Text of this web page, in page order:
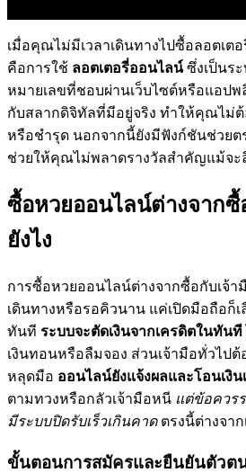
เมื่อคุณไม่มีเวลาเดินทางไปซื้อลอตเต
คือการใช้ ลอตเตอรี่ออนไลน์ซึ่งเป็นร
หมายเลขที่ชอบผ่านเว็บไซต์หรือแอปพ
กับสลากดิจิทัลที่มีอยู่จริง ทำให้คุณไม่ต้
หรือชำรุด นอกจากนี้ยังมีฟังก์ชันช่วยต
ช่วยให้คุณไม่พลาดรางวัลสำคัญแม้จะ
ซื้อหวยออนไลน์ต่างจากซื้
ยังไง
การซื้อหวยออนไลน์ต่างจากซื้อกับเจ้
เดินทางหรือรอคิวนาน แค่เปิดมือถือก็
ทันที ระบบจะตัดเงินจากเครดิตในทันที
เงินทอนหรือลืมจอง ส่วนเจ้ามือทั่วไปต้
หลุดมือ ออนไลน์ยังแจ้งผลและโอนเงิ
ตามทวงหรือกลัวเจ้ามือหนี แต่ข้อควร
มีระบบปิดรับเร็วเกินคาดตรงนี้ต่างจา
ขั้นตอนการสมัครและยืนยันตัวต